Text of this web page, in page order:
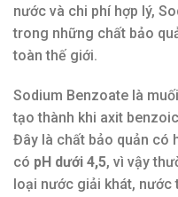
nước và chi phí hợp lý,
trong những chất bảo
toàn thế giới.
Sodium Benzoate là
tạo thành khi axit
Đây là chất bảo quản có
có pH dưới 4,5, vì vậy
loại nước giải khát,